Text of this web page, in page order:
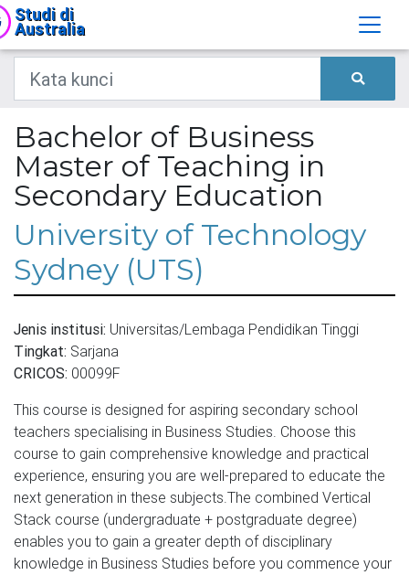
Studi di
Australia
Bachelor of Business
Master of Teaching in
Secondary Education
University of Technology
Sydney (UTS)
Jenis institusi: Universitas/Lembaga Pendidikan Tinggi
Tingkat: Sarjana
CRICOS: 00099F
This course is designed for aspiring secondary school
teachers specialising in Business Studies. Choose this
course to gain comprehensive knowledge and practical
experience, ensuring you are well-prepared to educate the
next generation in these subjects.The combined Vertical
Stack course (undergraduate + postgraduate degree)
enables you to gain a greater depth of disciplinary
knowledge in Business Studies before you commence your